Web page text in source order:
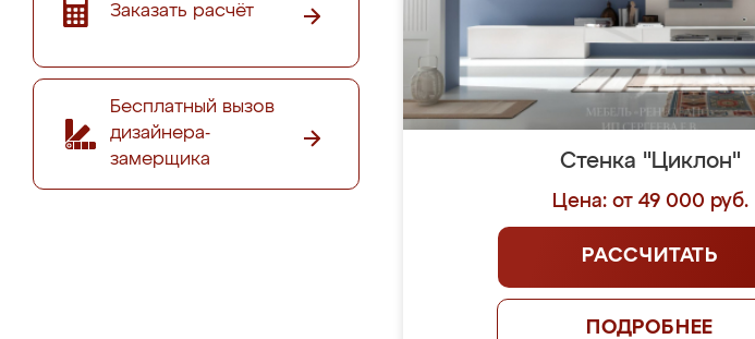
Заказать расчёт
Бесплатный вызов
дизайнера-
замерщика
Стенка "Циклон"
Цена: от 49 000 руб.
РАССЧИТАТЬ
ПОДРОБНЕЕ